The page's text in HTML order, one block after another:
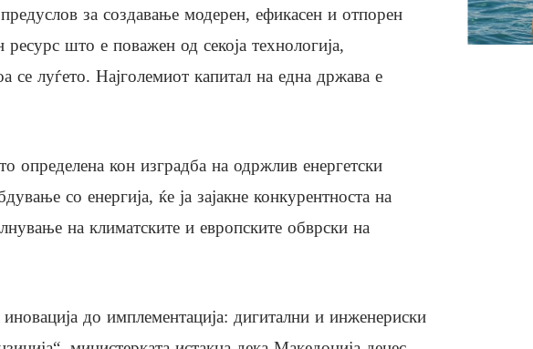
за создавање модерен, ефикасен и отпорен
што е поважен од секоја технологија,
се луѓето. Најголемиот капитал на една држава е
определена кон изградба на одржлив енергетски
со енергија, ќе ја зајакне конкурентноста на
на климатските и европските обврски на
до имплементација: дигитални и инженериски